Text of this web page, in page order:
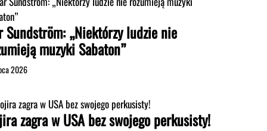
Sundström: „Niektórzy ludzie nie
muzyki Sabaton”
2026
zagra w USA bez swojego perkusisty!